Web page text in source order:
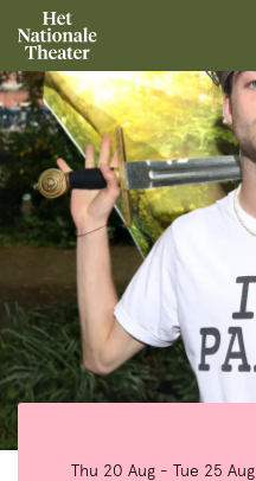
Thu 20 Aug - Tue 25 Aug